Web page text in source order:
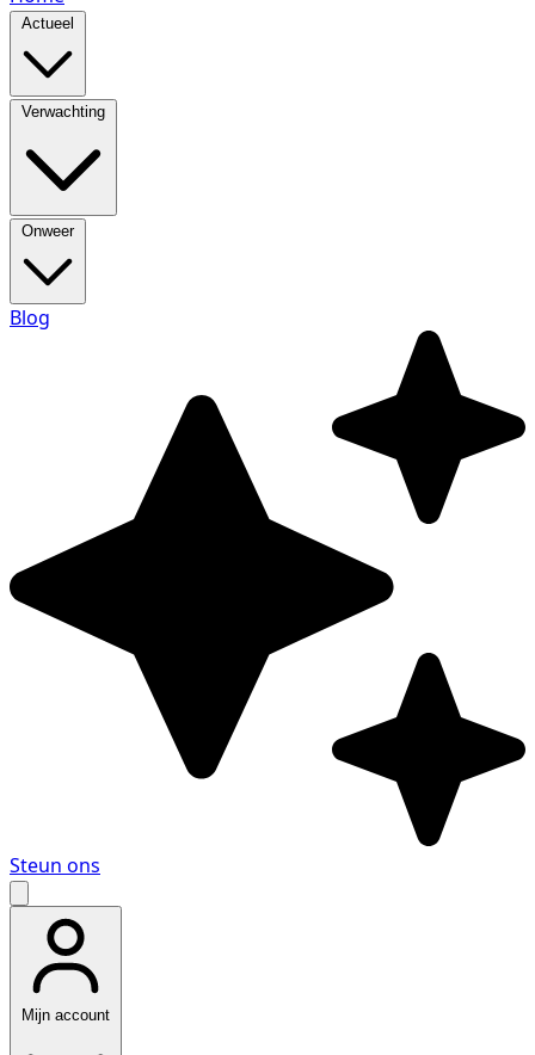
Actueel
Verwachting
Onweer
Blog
Steun ons
Mijn account